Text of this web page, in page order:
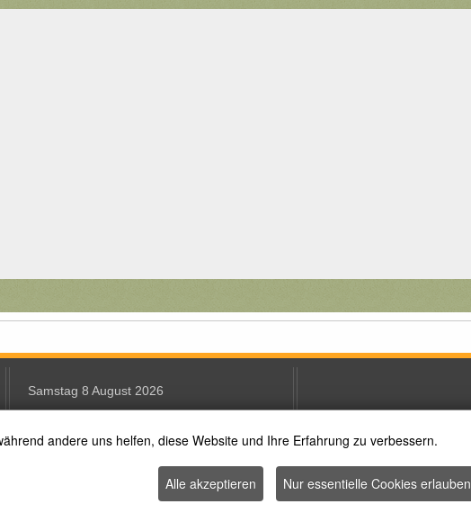
Samstag 8 August 2026
Text Size
(c) Abteilung Kinder, Jugend, Schule und Kultur
andere uns helfen, diese Website und Ihre Erfahrung zu verbessern.
Alle akzeptieren Nur essentielle Cookies erlauben